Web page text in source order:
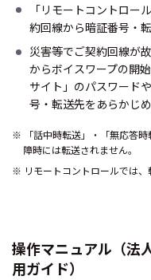
「リモートコントロー
約回線から暗証番号・
災害等でご契約回線が
からボイスワープの開
サイト」のパスワード
号・転送先をあらかじ
「話中時転送」・「無応答
障時には転送されません。
リモートコントロールでは
操作マニュアル（法
用ガイド）